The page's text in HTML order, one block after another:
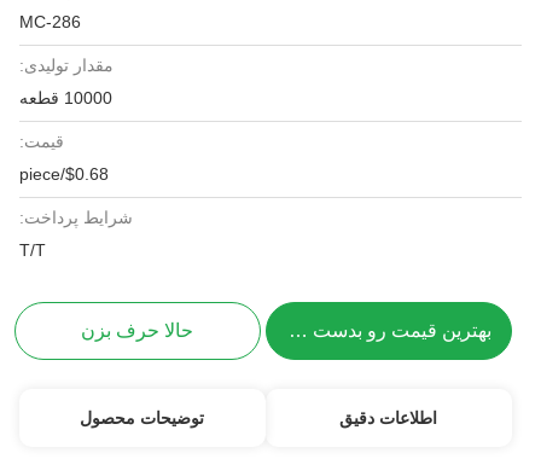
MC-286
مقدار تولیدی:
10000 قطعه
قیمت:
$0.68/piece
شرایط پرداخت:
T/T
بهترین قیمت رو بدست بیار حالا حرف بزن
اطلاعات دقیق توضیحات محصول